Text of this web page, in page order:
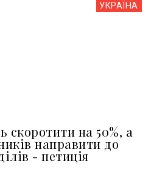
УКРАЇНА
на 50%, а
направити до
- петиція